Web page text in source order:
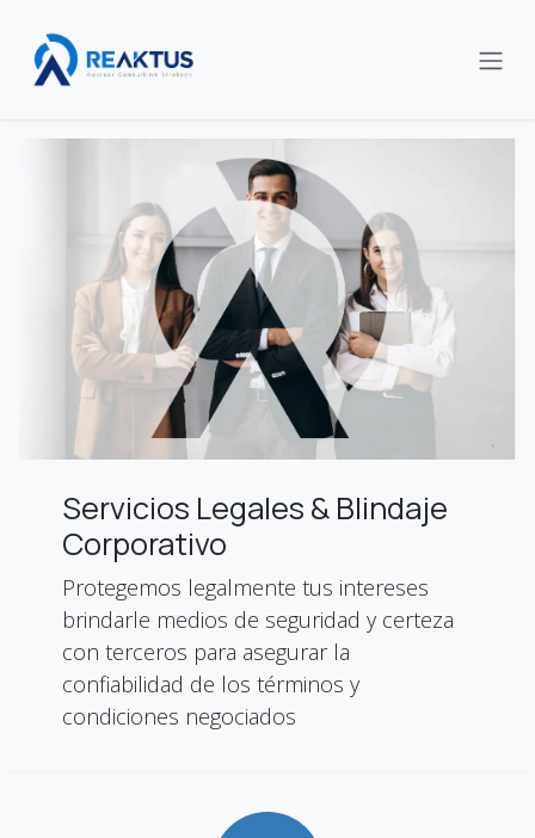
Servicios Legales & Blindaje
Corporativo
Protegemos legalmente tus intereses
brindarle medios de seguridad y certeza
con terceros para asegurar la
confiabilidad de los términos y
condiciones negociados